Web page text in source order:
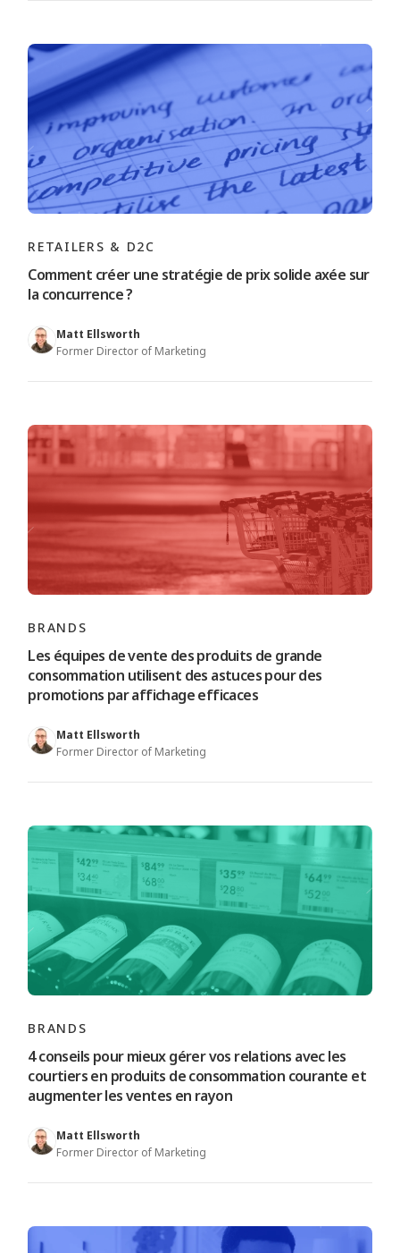
RETAILERS & D2C
Comment créer une stratégie de prix solide axée sur
la concurrence ?
Matt Ellsworth
Former Director of Marketing
BRANDS
Les équipes de vente des produits de grande
consommation utilisent des astuces pour des
promotions par affichage efficaces
Matt Ellsworth
Former Director of Marketing
BRANDS
4 conseils pour mieux gérer vos relations avec les
courtiers en produits de consommation courante et
augmenter les ventes en rayon
Matt Ellsworth
Former Director of Marketing